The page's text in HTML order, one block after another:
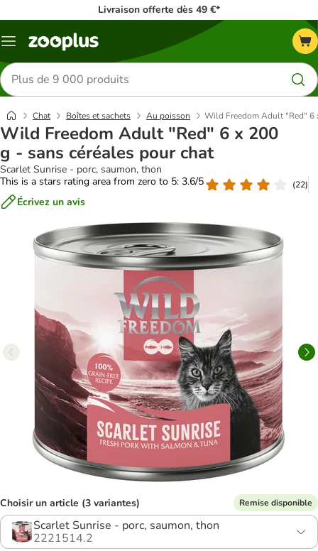
Livraison offerte dès 49 €*
Menu
Rechercher
des
produits
Chat Boîtes et sachets Au poisson Wild Freedom Adult "Red" 6
Wild Freedom Adult "Red" 6 x 200
g - sans céréales pour chat
Scarlet Sunrise - porc, saumon, thon
This is a stars rating area from zero to 5: 3.6/5
(22)
Écrivez un avis
Choisir un article (3 variantes) Remise disponible
Scarlet Sunrise - porc, saumon, thon
2221514.2